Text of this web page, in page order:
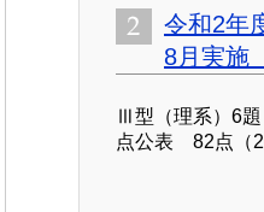
令和2
8月実
Ⅲ型（理系）6
点公表 82点（